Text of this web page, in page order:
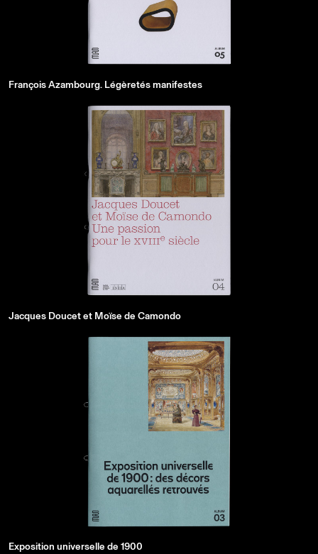
François Azambourg. Légèretés manifestes
Jacques Doucet et Moïse de Camondo
Exposition universelle de 1900